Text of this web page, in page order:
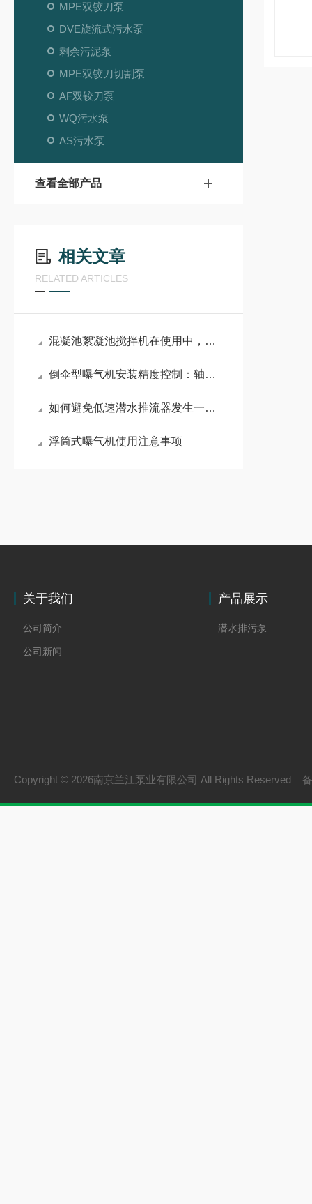
MPE双铰刀泵
DVE旋流式污水泵
剩余污泥泵
MPE双铰刀切割泵
AF双铰刀泵
WQ污水泵
AS污水泵
查看全部产品
相关文章
RELATED ARTICLES
混凝池絮凝池搅拌机在使用中，这些事项得注意
倒伞型曝气机安装精度控制：轴系垂直度与淹没深度的实操规范
如何避免低速潜水推流器发生一些不必要的故障？
浮筒式曝气机使用注意事项
关于我们
公司简介
公司新闻
产品展示
潜水排污泵
Copyright © 2026南京兰江泵业有限公司 All Rights Reserved